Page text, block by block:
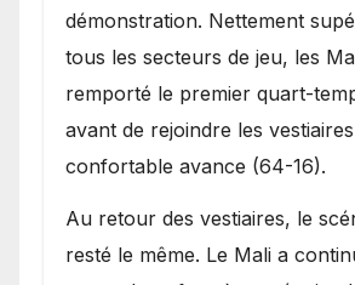
démonstration. Nettement
tous les secteurs de jeu, les
remporté le premier quart-
avant de rejoindre les
confortable avance (64-16).
Au retour des vestiaires, le
resté le même. Le Mali a